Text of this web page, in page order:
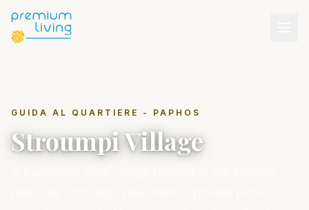
GUIDA AL QUARTIERE - PAPHOS
Stroumpi Village